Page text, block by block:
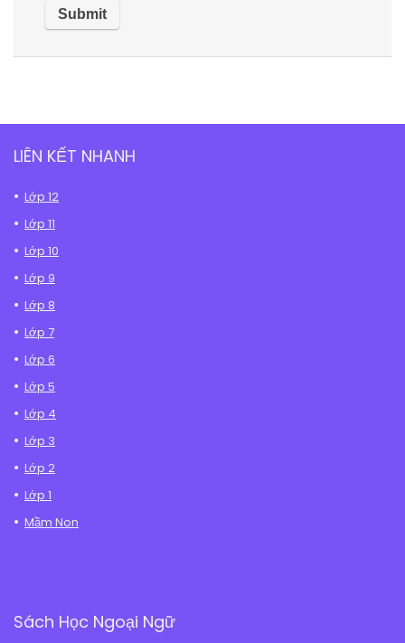
LIÊN KẾT NHANH
Lớp 12
Lớp 11
Lớp 10
Lớp 9
Lớp 8
Lớp 7
Lớp 6
Lớp 5
Lớp 4
Lớp 3
Lớp 2
Lớp 1
Mầm Non
Sách Học Ngoại Ngữ